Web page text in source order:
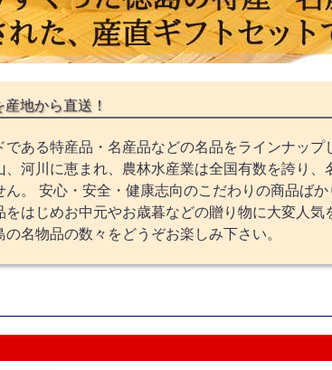
地から直送！
ある特産品・名産品などの名品をラインナップ
河川に恵まれ、農林水産業は全国有数を誇り、
。 安心・安全・健康志向のこだわりの商品ば
はじめお中元やお歳暮などの贈り物に大変人気
名物品の数々をどうぞお楽しみ下さい。